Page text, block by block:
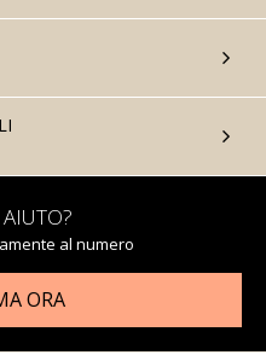
al numero
ORA